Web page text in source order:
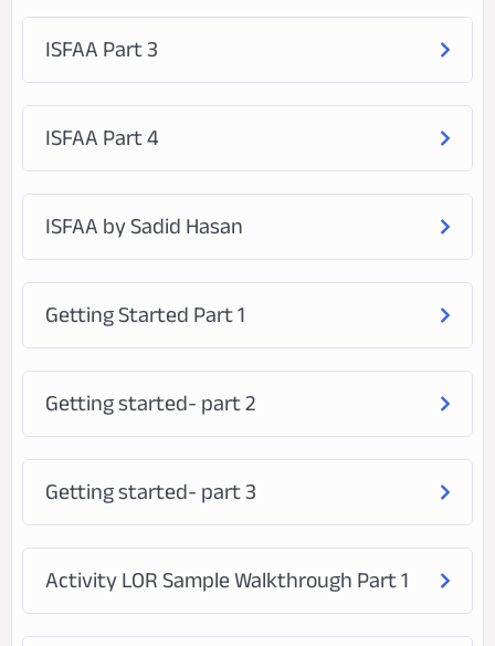
ISFAA Part 3
ISFAA Part 4
ISFAA by Sadid Hasan
Getting Started Part 1
Getting started- part 2
Getting started- part 3
Activity LOR Sample Walkthrough Part 1